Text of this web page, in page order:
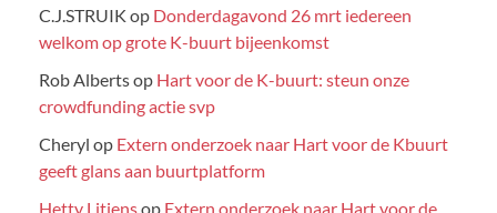
C.J.STRUIK op Donderdagavond 26 mrt iedereen
welkom op grote K-buurt bijeenkomst
Rob Albertsop Hart voor de K-buurt: steun onze
crowdfunding actie svp
Cheryl op Extern onderzoek naar Hart voor de Kbuurt
geeft glans aan buurtplatform
Hetty Litjensop Extern onderzoek naar Hart voor de